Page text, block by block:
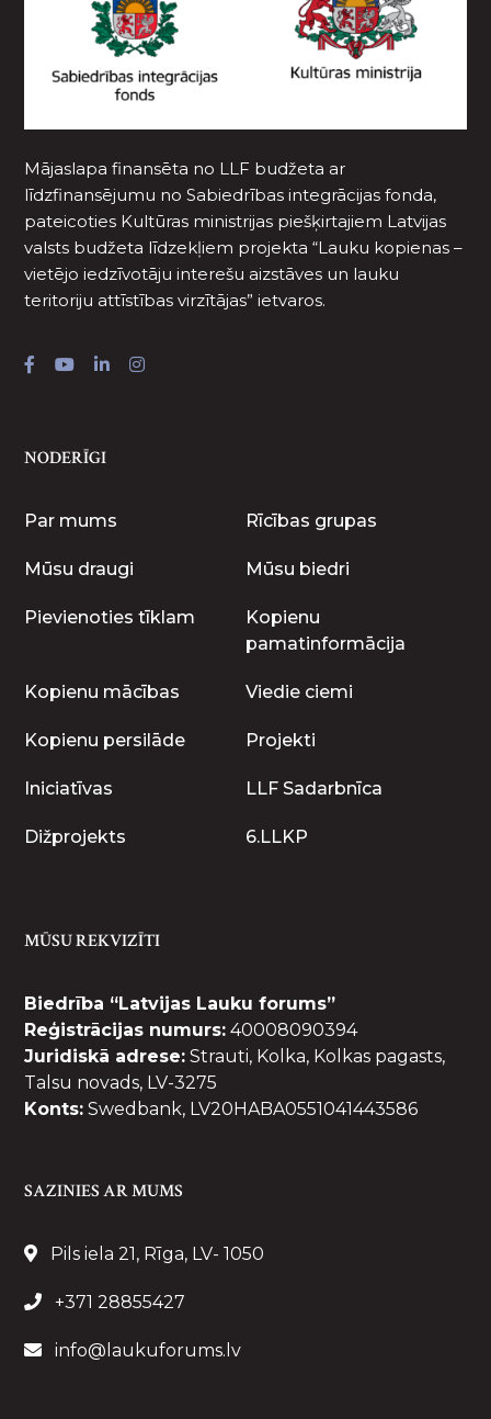
Mājaslapa finansēta no LLF budžeta ar
līdzfinansējumu no Sabiedrības integrācijas fonda,
pateicoties Kultūras ministrijas piešķirtajiem Latvijas
valsts budžeta līdzekļiem projekta “Lauku kopienas –
vietējo iedzīvotāju interešu aizstāves un lauku
teritoriju attīstības virzītājas” ietvaros.
NODERĪGI
Par mums Rīcības grupas
Mūsu draugi Mūsu biedri
Pievienoties tīklam
Kopienu
pamatinformācija
Kopienu mācības Viedie ciemi
Kopienu persilāde Projekti
Iniciatīvas LLF Sadarbnīca
Dižprojekts 6.LLKP
MŪSU REKVIZĪTI
Biedrība “Latvijas Lauku forums”
Reģistrācijas numurs: 40008090394
Juridiskā adrese: Strauti, Kolka, Kolkas pagasts,
Talsu novads, LV-3275
Konts: Swedbank, LV20HABA0551041443586
SAZINIES AR MUMS
Pils iela 21, Rīga, LV- 1050
+371 28855427
info@laukuforums.lv